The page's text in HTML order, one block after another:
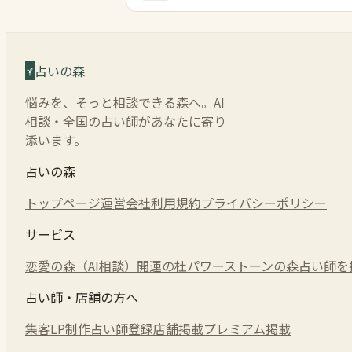
占いの森
悩みを、そっと相談できる森へ。AI
相談・全国の占い師があなたに寄り
添います。
占いの森
トップページ運営会社利用規約プライバシーポリシー
サービス
恋愛の森（AI相談） 開運の杜パワーストーンの森占い師
占い師・店舗の方へ
集客LP制作占い師登録店舗掲載プレミアム掲載